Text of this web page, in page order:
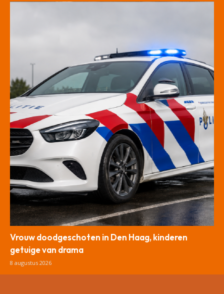
Vrouw doodgeschoten in Den Haag, kinderen
getuige van drama
8 augustus 2026